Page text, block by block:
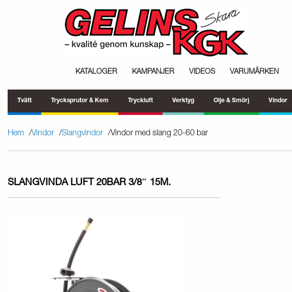
KATALOGER KAMPANJER VIDEOS VARUMÄRKEN
Tvätt Trycksprutor & Kem Tryckluft Verktyg Olje & Smörj Vindor
Hem Vindor Slangvindor Vindor med slang 20-60 bar
SLANGVINDA LUFT 20BAR 3/8″ 15M.